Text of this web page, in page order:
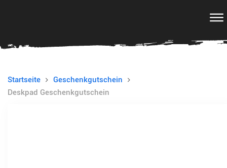
Startseite
Geschenkgutschein
Deskpad Geschenkgutschein